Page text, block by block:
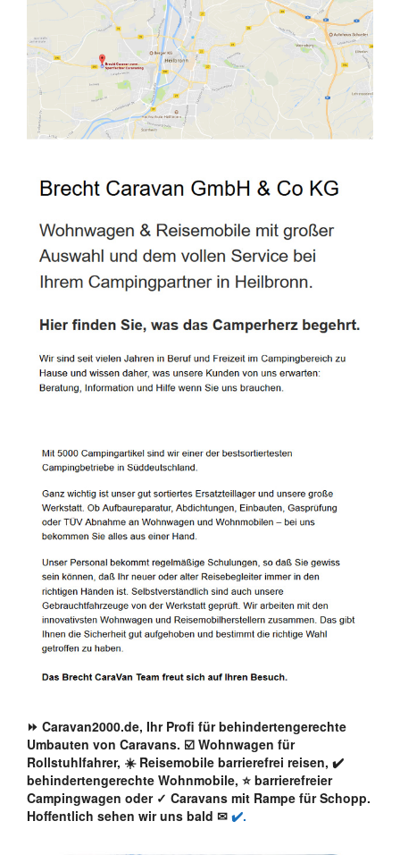
⏩ Caravan2000.de, Ihr Profi für behindertengerechte
Umbauten von Caravans. ☑️ Wohnwagen für
Rollstuhlfahrer, ☀️ Reisemobile barrierefrei reisen, ✔️
behindertengerechte Wohnmobile, ⭐ barrierefreier
Campingwagen oder ✓ Caravans mit Rampe für Schopp.
Hoffentlich sehen wir uns bald ✉ ✔️.